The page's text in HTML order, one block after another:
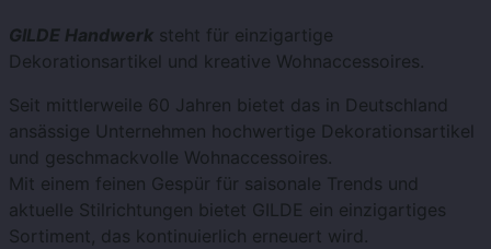
GILDE Handwerk steht für einzigartige
Dekorationsartikel und kreative Wohnaccessoires.
Seit mittlerweile 60 Jahren bietet das in Deutschland
ansässige Unternehmen hochwertige Dekorationsartikel
und geschmackvolle Wohnaccessoires.
Mit einem feinen Gespür für saisonale Trends und
aktuelle Stilrichtungen bietet GILDE ein einzigartiges
Sortiment, das kontinuierlich erneuert wird.